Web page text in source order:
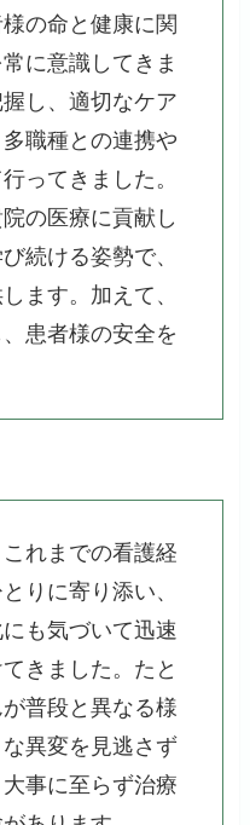
の命と健康に関
に意識してきま
し、適切なケア
職種との連携や
ってきました。
の医療に貢献し
続ける姿勢で、
ます。加えて、
患者様の安全を
れまでの看護経
りに寄り添い、
も気づいて迅速
きました。たと
普段と異なる様
異変を見逃さず
事に至らず治療